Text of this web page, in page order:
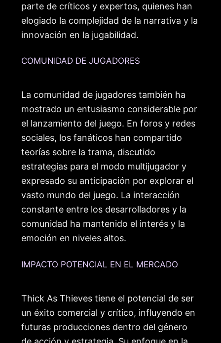
parte de críticos y expertos, quienes han
elogiado la complejidad de la narrativa y la
innovación en la jugabilidad.
COMUNIDAD DE JUGADORES
La comunidad de jugadores también ha
mostrado un entusiasmo considerable por
el lanzamiento del juego. En foros y redes
sociales, los fanáticos han compartido
teorías sobre la trama, discutido
estrategias para el modo multijugador y
expresado su anticipación por explorar el
vasto mundo del juego. La interacción
constante entre los desarrolladores y la
comunidad ha mantenido el interés y la
emoción en niveles altos.
IMPACTO POTENCIAL EN EL MERCADO
Thick As Thieves tiene el potencial de ser
un éxito comercial y crítico, influyendo en
futuras producciones dentro del género